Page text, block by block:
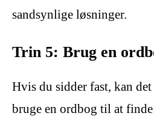
sandsynlige løsninger.
Trin 5: Brug en
Hvis du sidder fast, kan
bruge en ordbog til at